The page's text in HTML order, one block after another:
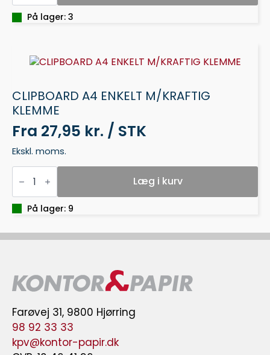
RUM
antalPå lager: 3
CLIPBOARD A4 ENKELT M/KRAFTIG
KLEMME
Fra 27,95 kr. / STK
Ekskl. moms.
CLIPBOARD
A4
ENKELT
M/KRAFTIG
KLEMME
Læg i kurv
På lager: 9
Farøvej 31, 9800 Hjørring
98 92 33 33
kpv@kontor-papir.dk